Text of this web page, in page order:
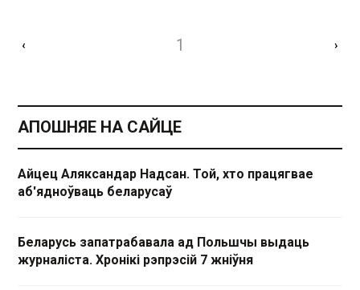
‹ 1 ›
АПОШНЯЕ НА САЙЦЕ
Айцец Аляксандар Надсан. Той, хто працягвае
аб'ядноўваць беларусаў
Беларусь запатрабавала ад Польшчы выдаць
журналіста. Хронікі рэпрэсій 7 жніўня